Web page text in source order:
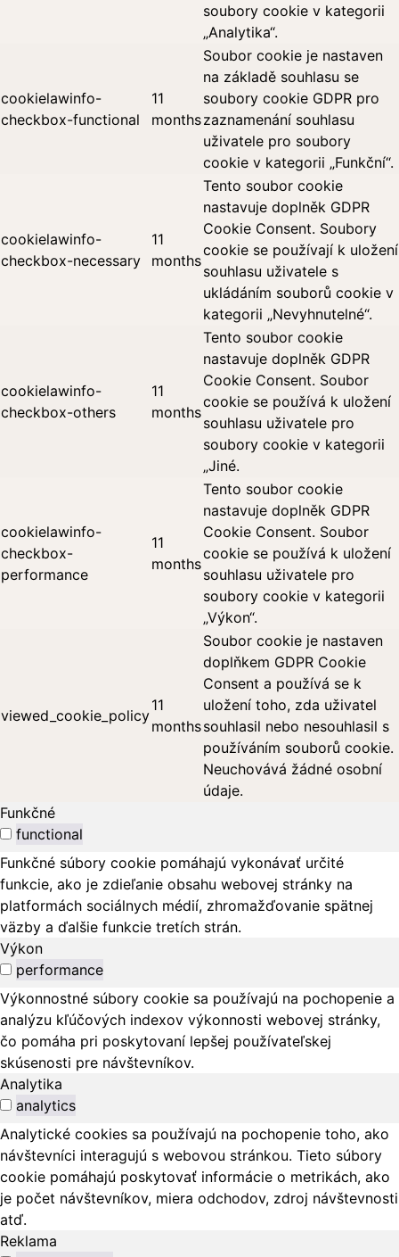
soubory cookie v kategorii
„Analytika“.
cookielawinfo-
checkbox-functional
11
months
Soubor cookie je nastaven
na základě souhlasu se
soubory cookie GDPR pro
zaznamenání souhlasu
uživatele pro soubory
cookie v kategorii „Funkční“.
cookielawinfo-
checkbox-necessary
11
months
Tento soubor cookie
nastavuje doplněk GDPR
Cookie Consent. Soubory
cookie se používají k uložení
souhlasu uživatele s
ukládáním souborů cookie v
kategorii „Nevyhnutelné“.
cookielawinfo-
checkbox-others
11
months
Tento soubor cookie
nastavuje doplněk GDPR
Cookie Consent. Soubor
cookie se používá k uložení
souhlasu uživatele pro
soubory cookie v kategorii
„Jiné.
cookielawinfo-
checkbox-
performance
11
months
Tento soubor cookie
nastavuje doplněk GDPR
Cookie Consent. Soubor
cookie se používá k uložení
souhlasu uživatele pro
soubory cookie v kategorii
„Výkon“.
viewed_cookie_policy
11
months
Soubor cookie je nastaven
doplňkem GDPR Cookie
Consent a používá se k
uložení toho, zda uživatel
souhlasil nebo nesouhlasil s
používáním souborů cookie.
Neuchovává žádné osobní
údaje.
Funkčné
functional
Funkčné súbory cookie pomáhajú vykonávať určité
funkcie, ako je zdieľanie obsahu webovej stránky na
platformách sociálnych médií, zhromažďovanie spätnej
väzby a ďalšie funkcie tretích strán.
Výkon
performance
Výkonnostné súbory cookie sa používajú na pochopenie a
analýzu kľúčových indexov výkonnosti webovej stránky,
čo pomáha pri poskytovaní lepšej používateľskej
skúsenosti pre návštevníkov.
Analytika
analytics
Analytické cookies sa používajú na pochopenie toho, ako
návštevníci interagujú s webovou stránkou. Tieto súbory
cookie pomáhajú poskytovať informácie o metrikách, ako
je počet návštevníkov, miera odchodov, zdroj návštevnosti
atď.
Reklama